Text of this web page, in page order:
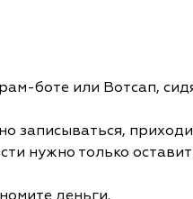
боте или Вотсап,
записываться,
нужно только
деньги.